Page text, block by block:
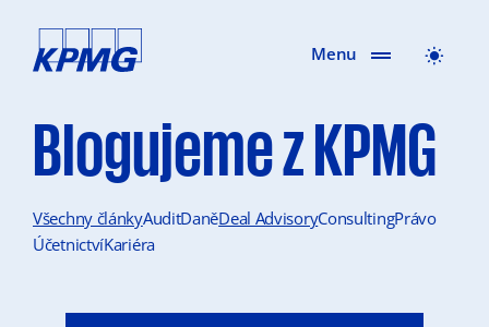
Menu
Blogujeme z KPMG
Všechny článkyAuditDaněDeal AdvisoryConsultingPrávo
ÚčetnictvíKariéra